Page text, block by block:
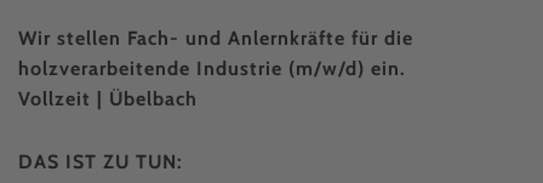
Wir stellen Fach- und Anlernkräfte für die
holzverarbeitende Industrie (m/w/d) ein.
Vollzeit | Übelbach
DAS IST ZU TUN: